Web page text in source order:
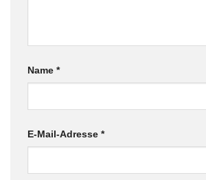
Name *
E-Mail-Adresse *